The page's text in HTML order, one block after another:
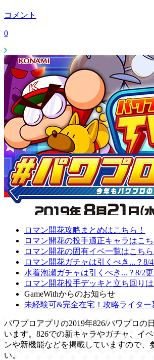
コメント
0
ロマン開花攻略まとめはこちら！
ロマン開花の投手適正キャラはこち
ロマン開花の固有イベ一覧はこちら
ロマン開花ガチャは引くべき...？8/4
水着泡瀬ガチャは引くべき...？8/2更
ロマン開花投手デッキと立ち回り
GameWithからのお知らせ
未経験可&完全在宅！攻略ライター
パワプロアプリの2019年826/パワプロの
います。826での新キャラやガチャ、イ
ンや新機能などを掲載していますので、
い。